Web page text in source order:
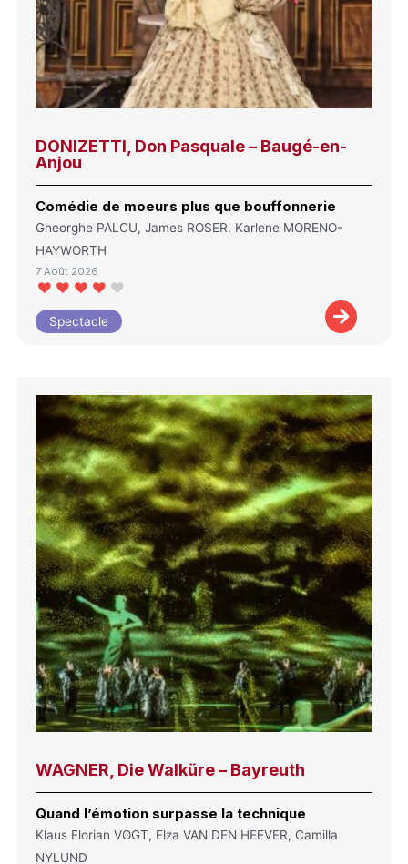
DONIZETTI, Don Pasquale – Baugé-en-
Anjou
Comédie de moeurs plus que bouffonnerie
Gheorghe PALCU, James ROSER, Karlene MORENO-
HAYWORTH
7 Août 2026
Spectacle
WAGNER, Die Walküre – Bayreuth
Quand l’émotion surpasse la technique
Klaus Florian VOGT, Elza VAN DEN HEEVER, Camilla
NYLUND